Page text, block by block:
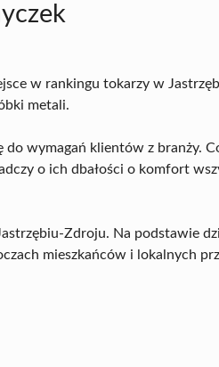
w rankingu tokarzy w
metali.
wymagań klientów z branży.
o ich dbałości o komfort
Zdroju. Na podstawie
mieszkańców i lokalnych